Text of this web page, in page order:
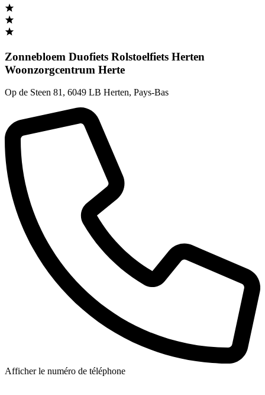
Zonnebloem Duofiets Rolstoelfiets Herten
Woonzorgcentrum Herte
Op de Steen 81, 6049 LB Herten, Pays-Bas
Afficher le numéro de téléphone